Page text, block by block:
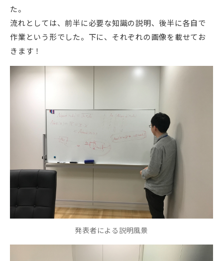
た。
流れとしては、前半に必要な知識の説明、後半に各自で
作業という形でした。下に、それぞれの画像を載せてお
きます！
発表者による説明風景